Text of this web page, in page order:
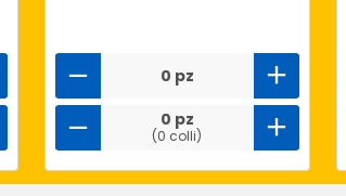
0 pz
0 pz
(0 colli)